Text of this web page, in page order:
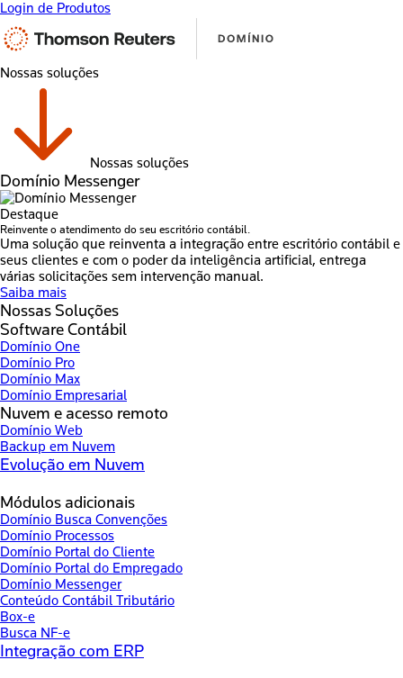
Login de Produtos
Nossas soluções
Nossas soluções
Domínio Messenger
Destaque
Reinvente o atendimento do seu escritório contábil.
Uma solução que reinventa a integração entre escritório contábil e
seus clientes e com o poder da inteligência artificial, entrega
várias solicitações sem intervenção manual.
Saiba mais
Nossas Soluções
Software Contábil
Domínio One
Domínio Pro
Domínio Max
Domínio Empresarial
Nuvem e acesso remoto
Domínio Web
Backup em Nuvem
Evolução em Nuvem
Módulos adicionais
Domínio Busca Convenções
Domínio Processos
Domínio Portal do Cliente
Domínio Portal do Empregado
Domínio Messenger
Conteúdo Contábil Tributário
Box-e
Busca NF-e
Integração com ERP